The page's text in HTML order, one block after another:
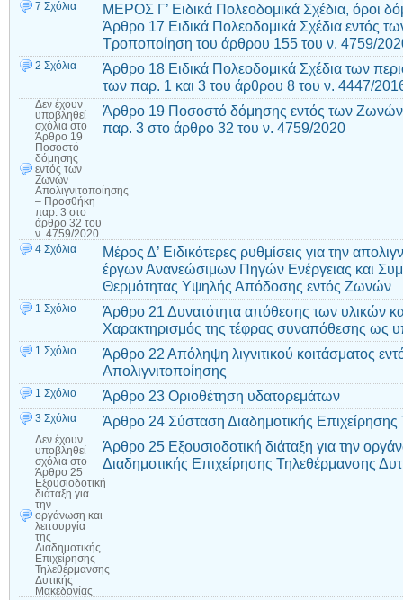
7 Σχόλια
ΜΕΡΟΣ Γ’ Ειδικά Πολεοδομικά Σχέδια, όροι
Άρθρο 17 Ειδικά Πολεοδομικά Σχέδια εντός
Τροποποίηση του άρθρου 155 του ν. 4759/
2 Σχόλια
Άρθρο 18 Ειδικά Πολεοδομικά Σχέδια των
των παρ. 1 και 3 του άρθρου 8 του ν. 4447/
Δεν έχουν
υποβληθεί
σχόλια στο
Άρθρο 19
Ποσοστό
δόμησης
εντός των
Ζωνών
Απολιγνιτοποίησης
– Προσθήκη
παρ. 3 στο
άρθρο 32 του
ν. 4759/2020
Άρθρο 19 Ποσοστό δόμησης εντός των Ζωνών
παρ. 3 στο άρθρο 32 του ν. 4759/2020
4 Σχόλια
Μέρος Δ’ Ειδικότερες ρυθμίσεις για την
έργων Ανανεώσιμων Πηγών Ενέργειας και
Θερμότητας Υψηλής Απόδοσης εντός Ζωνών
1 Σχόλιο
Άρθρο 21 Δυνατότητα απόθεσης των υλικών
Χαρακτηρισμός της τέφρας συναπόθεσης ως
1 Σχόλιο
Άρθρο 22 Απόληψη λιγνιτικού κοιτάσματος
Απολιγνιτοποίησης
1 Σχόλιο Άρθρο 23 Οριοθέτηση υδατορεμάτων
3 Σχόλια Άρθρο 24 Σύσταση Διαδημοτικής
Δεν έχουν
υποβληθεί
σχόλια στο
Άρθρο 25
Εξουσιοδοτική
διάταξη για
την
οργάνωση και
λειτουργία
της
Διαδημοτικής
Επιχείρησης
Τηλεθέρμανσης
Δυτικής
Μακεδονίας
Άρθρο 25 Εξουσιοδοτική διάταξη για την
Διαδημοτικής Επιχείρησης Τηλεθέρμανσης